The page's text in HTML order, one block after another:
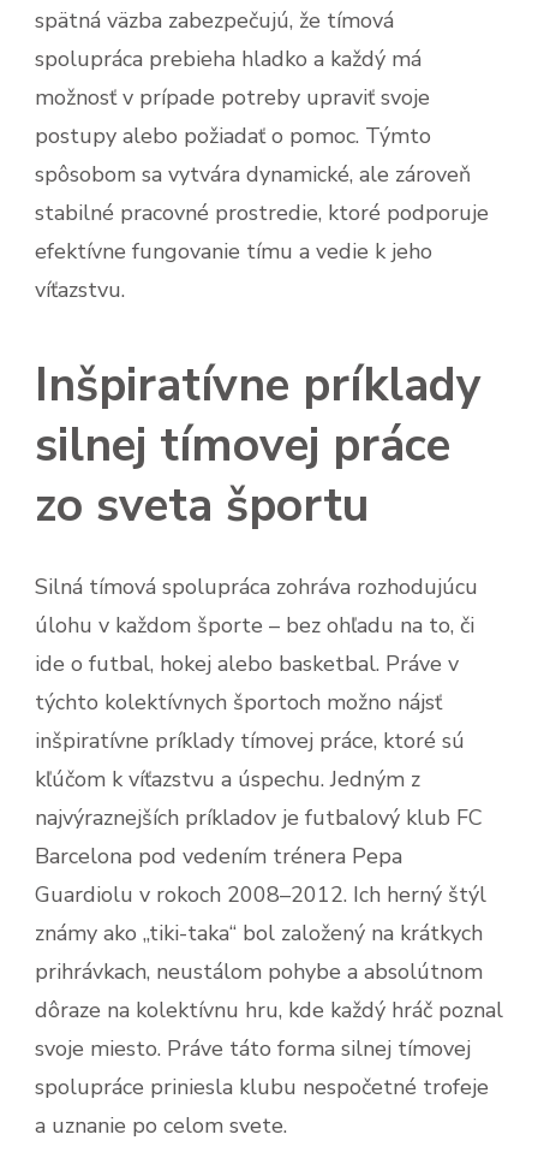
spätná väzba zabezpečujú, že tímová
spolupráca prebieha hladko a každý má
možnosť v prípade potreby upraviť svoje
postupy alebo požiadať o pomoc. Týmto
spôsobom sa vytvára dynamické, ale zároveň
stabilné pracovné prostredie, ktoré podporuje
efektívne fungovanie tímu a vedie k jeho
víťazstvu.
Inšpiratívne príklady
silnej tímovej práce
zo sveta športu
Silná tímová spolupráca zohráva rozhodujúcu
úlohu v každom športe – bez ohľadu na to, či
ide o futbal, hokej alebo basketbal. Práve v
týchto kolektívnych športoch možno nájsť
inšpiratívne príklady tímovej práce, ktoré sú
kľúčom k víťazstvu a úspechu. Jedným z
najvýraznejších príkladov je futbalový klub FC
Barcelona pod vedením trénera Pepa
Guardiolu v rokoch 2008–2012. Ich herný štýl
známy ako „tiki-taka“ bol založený na krátkych
prihrávkach, neustálom pohybe a absolútnom
dôraze na kolektívnu hru, kde každý hráč poznal
svoje miesto. Práve táto forma silnej tímovej
spolupráce priniesla klubu nespočetné trofeje
a uznanie po celom svete.